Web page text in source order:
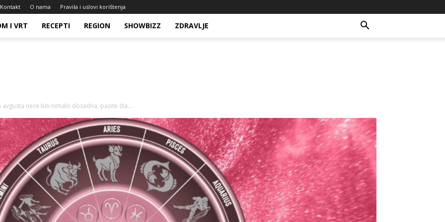
Kontakt O nama Pravila i uslovi korištenja
I VRT RECEPTI REGION SHOWBIZZ ZDRAVLJE
avgusta neće biti nimalo dosadna, pazite šta...